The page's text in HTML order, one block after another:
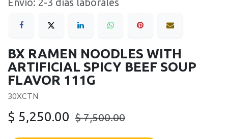
Envío: 2-3 días laborales
BX RAMEN NOODLES WITH
ARTIFICIAL SPICY BEEF SOUP
FLAVOR 111G
30XCTN
$ 5,250.00 $7,500.00